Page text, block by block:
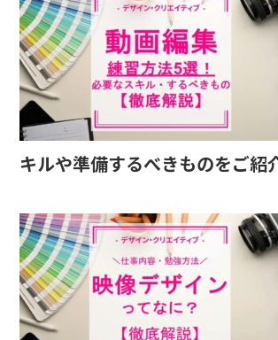
キルや準備するべきものをご紹